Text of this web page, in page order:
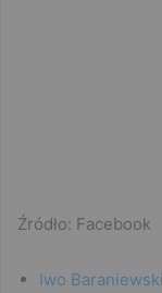
Źródło: Facebook
Iwo